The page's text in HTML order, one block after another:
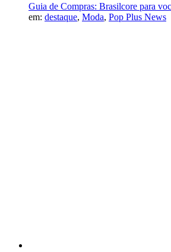
Guia de Compras: Brasilcore para
em: destaque, Moda, Pop Plus News